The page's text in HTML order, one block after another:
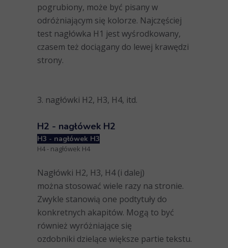
pogrubiony, może być pisany w
odróżniającym się kolorze. Najczęściej
test nagłówka H1 jest wyśrodkowany,
czasem też dociągany do lewej krawędzi
strony.
3. nagłówki H2, H3, H4, itd.
H2 - nagłówek H2
H3 - nagłówek H3
H4 - nagłówek H4
Nagłówki H2, H3, H4 (i dalej)
można stosować wiele razy na stronie.
Zwykle stanowią one podtytuły do
konkretnych akapitów. Mogą to być
również wyróżniające się
ozdobniki dzielące większe partie tekstu.